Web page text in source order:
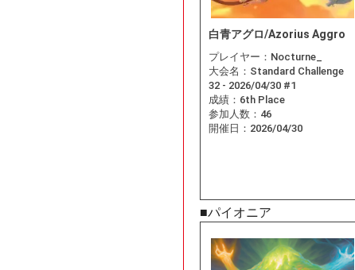
白青アグロ/Azorius Aggro
プレイヤー： Nocturne_
大会名： Standard Challenge
32 - 2026/04/30 #1
成績： 6th Place
参加人数： 46
開催日： 2026/04/30
■パイオニア